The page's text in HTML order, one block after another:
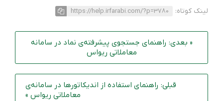
لینک کوتاه: https://help.irfarabi.com/?p=3780
« بعدی: راهنمای جستجوی پیشرفته‌ی نماد در سامانه
معاملاتی ریواس
قبلی: راهنمای استفاده از اندیکاتورها در سامانه‌ی
معاملاتی ریواس »